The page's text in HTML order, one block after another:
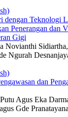
dengan Teknologi
Penerangan dan
Gigi
Novianthi
Ngurah
dan
Agus Eka
Gde